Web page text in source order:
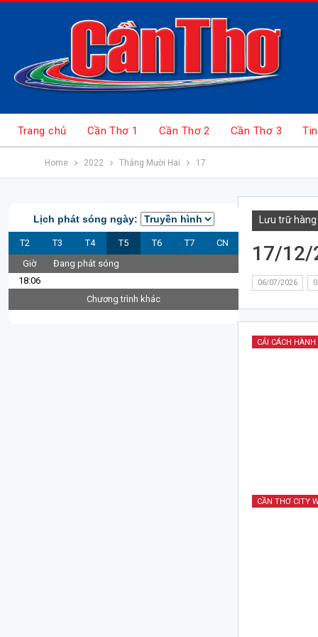
Trang chủ Cần Thơ 1 Cần Thơ 2 Cần Thơ 3
Home 2022 Tháng Mười Hai 17
Lưu trữ
17/12/
06/07/2026
CẢI CÁCH HÀNH
Lịch phát sóng ngày:
T2 T3 T4 T5 T6 T7
CN
Giờ
Đang phát sóng
18:06
Chương trình khác